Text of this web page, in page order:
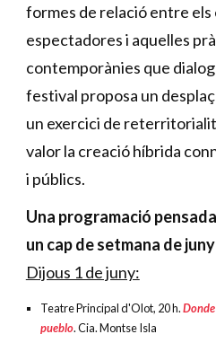
formes de relació entre els
espectadores i aquelles
contemporànies que
festival proposa un
un exercici de
valor la creació híbrida
i públics.
Una programació
un cap de setmana de juny
Dijous 1 de juny:
Teatre Principal d'Olot, 20 h.
pueblo. Cia. Montse Isla